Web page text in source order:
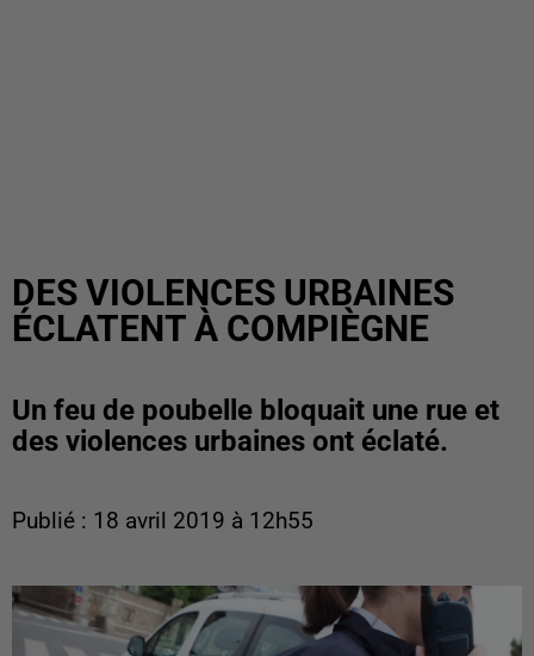
DES VIOLENCES URBAINES
ÉCLATENT À COMPIÈGNE
Un feu de poubelle bloquait une rue et
des violences urbaines ont éclaté.
Publié : 18 avril 2019 à 12h55